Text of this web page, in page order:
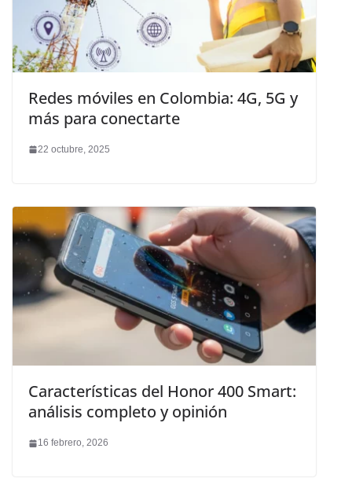
Redes móviles en Colombia: 4G, 5G y
más para conectarte
22 octubre, 2025
Características del Honor 400 Smart:
análisis completo y opinión
16 febrero, 2026